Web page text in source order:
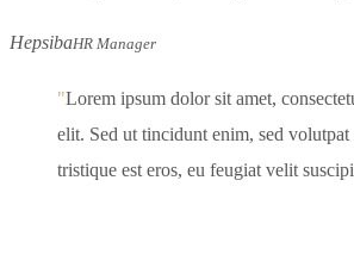
HepsibaHR Manager
Lorem ipsum dolor sit amet,
elit. Sed ut tincidunt enim, sed volutpat
tristique est eros, eu feugiat velit